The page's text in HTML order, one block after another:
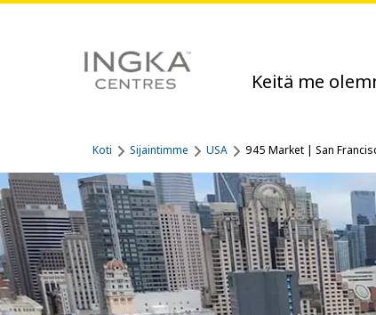
Keitä me
Koti Sijaintimme USA 945 Market | San